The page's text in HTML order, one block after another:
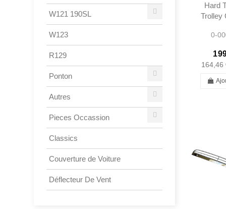
Hard
Trolley
0-
164,46
W121 190SL
W123
R129
Ponton
Autres
Pieces Occassion
Classics
Couverture de Voiture
Déflecteur De Vent